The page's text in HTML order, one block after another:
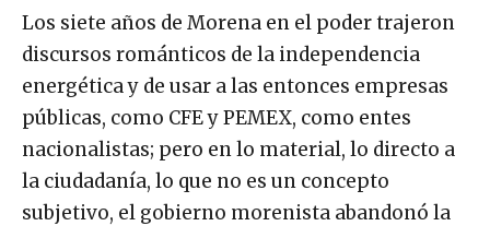
Los siete años de Morena en el poder trajeron
discursos románticos de la independencia
energética y de usar a las entonces empresas
públicas, como CFE y PEMEX, como entes
nacionalistas; pero en lo material, lo directo a
la ciudadanía, lo que no es un concepto
subjetivo, el gobierno morenista abandonó la